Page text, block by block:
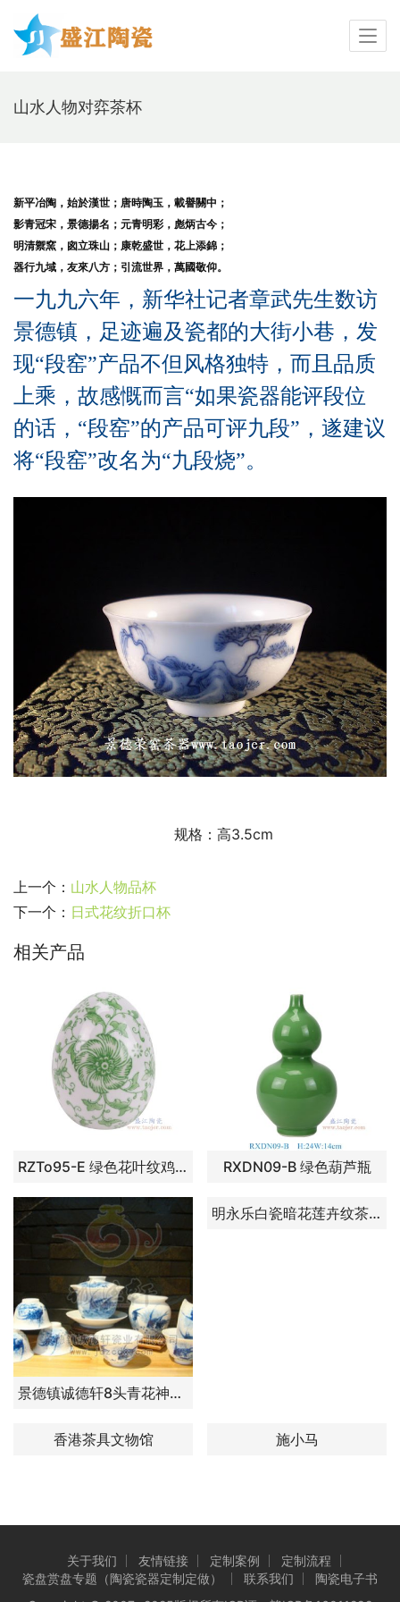
山水人物对弈茶杯
新平冶陶，始於漢世；唐時陶玉，載譽關中；
影青冠宋，景德揚名；元青明彩，彪炳古今；
明清禦窯，囪立珠山；康乾盛世，花上添錦；
器行九域，友來八方；引流世界，萬國敬仰。
一九九六年，新华社记者章武先生数访
景德镇，足迹遍及瓷都的大街小巷，发
现“段窑”产品不但风格独特，而且品质
上乘，故感慨而言“如果瓷器能评段位
的话，“段窑”的产品可评九段”，遂建议
将“段窑”改名为“九段烧”。
规格：高3.5cm
上一个： 山水人物品杯
下一个： 日式花纹折口杯
相关产品
RZTo95-E 绿色花叶纹鸡蛋 RXDN09-B 绿色葫芦瓶
景德镇诚德轩8头青花神仙鱼
明永乐白瓷暗花莲卉纹茶碗
香港茶具文物馆 施小马
关于我们 友情链接 定制案例
定制流程
瓷盘赏盘专题（陶瓷瓷器定制定做）
联系我们
陶瓷电子书